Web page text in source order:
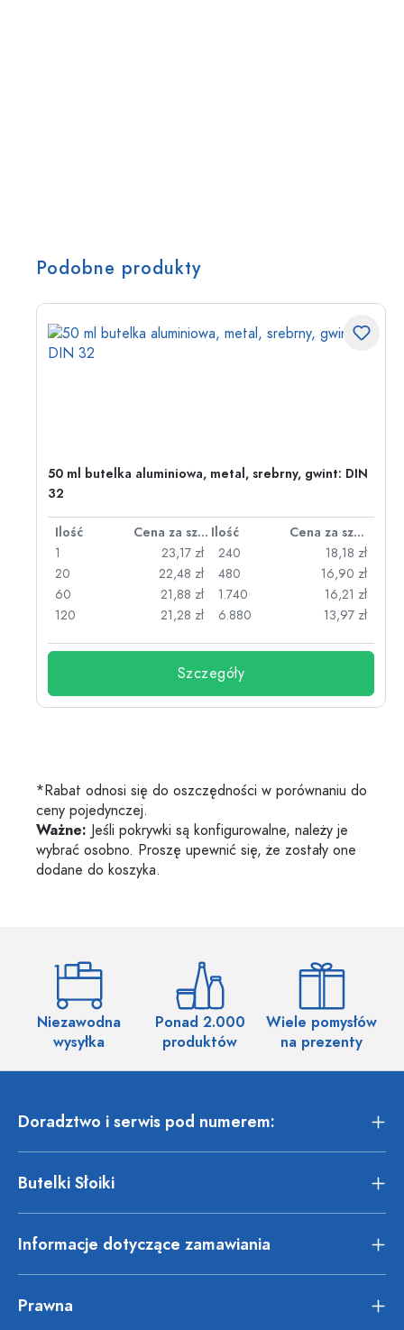
Podobne produkty
50 ml butelka aluminiowa, metal, srebrny, gwint: DIN
32
Ilość Cena za sztukę Ilość
Cena za sztukę
1
23,17 zł
20
22,48 zł
60
21,88 zł
120
21,28 zł
240
18,18 zł
480
16,90 zł
1.740
16,21 zł
6.880
13,97 zł
Szczegóły
*Rabat odnosi się do oszczędności w porównaniu do
ceny pojedynczej.
Ważne: Jeśli pokrywki są konfigurowalne, należy je
wybrać osobno. Proszę upewnić się, że zostały one
dodane do koszyka.
Niezawodna
wysyłka
Ponad 2.000
produktów
Wiele pomysłów
na prezenty
Doradztwo i serwis pod numerem:
Butelki Słoiki
Informacje dotyczące zamawiania
Prawna